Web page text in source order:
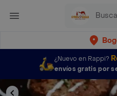
¿Nuevo en Rappi?
envíos gratis por